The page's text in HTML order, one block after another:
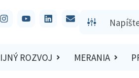
ROZVOJ MERANIA